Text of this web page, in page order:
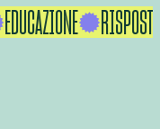
EDUCAZIONE